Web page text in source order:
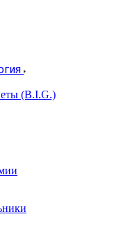
(B.I.G.)